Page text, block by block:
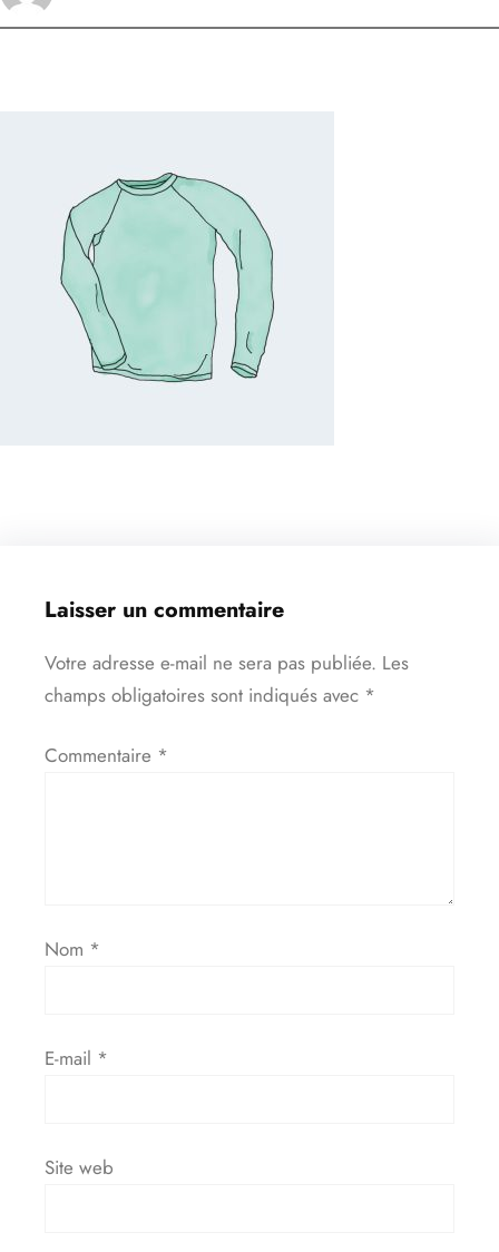
Laisser un commentaire
Votre adresse e-mail ne sera pas publiée. Les
champs obligatoires sont indiqués avec *
Commentaire *
Nom *
E-mail *
Site web